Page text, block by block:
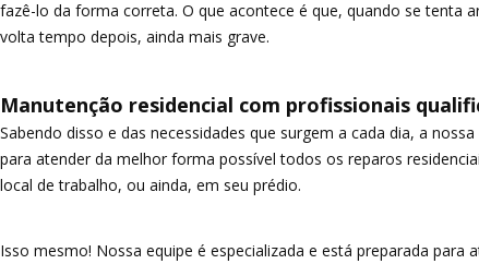
fazê-lo da forma correta. O que acontece é que, quando se tenta
volta tempo depois, ainda mais grave.
Manutenção residencial com profissionais
Sabendo disso e das necessidades que surgem a cada dia, a
para atender da melhor forma possível todos os reparos
local de trabalho, ou ainda, em seu prédio.
Isso mesmo! Nossa equipe é especializada e está preparada para